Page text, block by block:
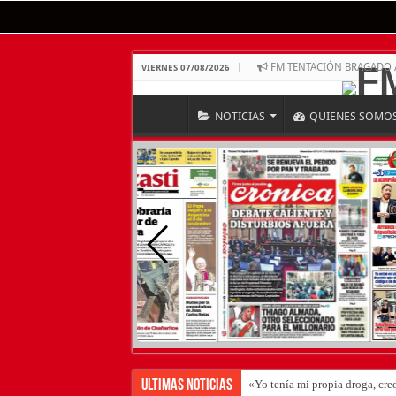
VIERNES 07/08/2026 FM TENTACIÓN BRAGADO
NOTICIAS QUIENES
Ultimas Noticias «Yo tenía mi propia droga,
Dolor en Chubut: murió el